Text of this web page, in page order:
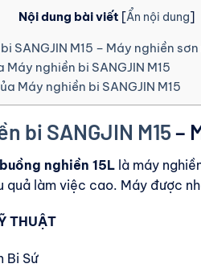
Nội dung bài viết [Ẩn nội dung]
SANGJIN M15 – Máy nghiền
Máy nghiền bi SANGJIN M15
Máy nghiền bi SANGJIN M15
bi SANGJIN M15–
nghiền 15L là máy
quả làm việc cao. Máy được
THUẬT
Bi Sứ